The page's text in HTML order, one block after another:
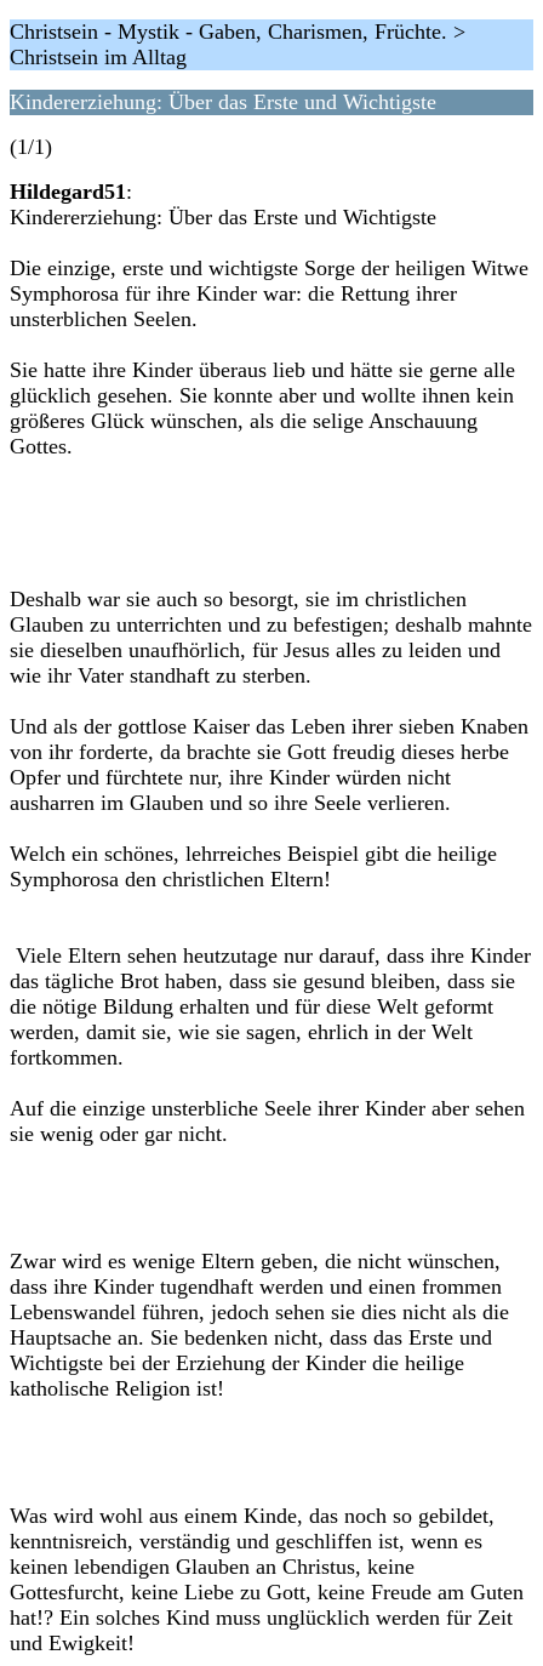
Christsein - Mystik - Gaben, Charismen, Früchte. >
Christsein im Alltag
Kindererziehung: Über das Erste und Wichtigste
(1/1)
Hildegard51:
Kindererziehung: Über das Erste und Wichtigste
Die einzige, erste und wichtigste Sorge der heiligen Witwe
Symphorosa für ihre Kinder war: die Rettung ihrer
unsterblichen Seelen.
Sie hatte ihre Kinder überaus lieb und hätte sie gerne alle
glücklich gesehen. Sie konnte aber und wollte ihnen kein
größeres Glück wünschen, als die selige Anschauung
Gottes.
Deshalb war sie auch so besorgt, sie im christlichen
Glauben zu unterrichten und zu befestigen; deshalb mahnte
sie dieselben unaufhörlich, für Jesus alles zu leiden und
wie ihr Vater standhaft zu sterben.
Und als der gottlose Kaiser das Leben ihrer sieben Knaben
von ihr forderte, da brachte sie Gott freudig dieses herbe
Opfer und fürchtete nur, ihre Kinder würden nicht
ausharren im Glauben und so ihre Seele verlieren.
Welch ein schönes, lehrreiches Beispiel gibt die heilige
Symphorosa den christlichen Eltern!
Viele Eltern sehen heutzutage nur darauf, dass ihre Kinder
das tägliche Brot haben, dass sie gesund bleiben, dass sie
die nötige Bildung erhalten und für diese Welt geformt
werden, damit sie, wie sie sagen, ehrlich in der Welt
fortkommen.
Auf die einzige unsterbliche Seele ihrer Kinder aber sehen
sie wenig oder gar nicht.
Zwar wird es wenige Eltern geben, die nicht wünschen,
dass ihre Kinder tugendhaft werden und einen frommen
Lebenswandel führen, jedoch sehen sie dies nicht als die
Hauptsache an. Sie bedenken nicht, dass das Erste und
Wichtigste bei der Erziehung der Kinder die heilige
katholische Religion ist!
Was wird wohl aus einem Kinde, das noch so gebildet,
kenntnisreich, verständig und geschliffen ist, wenn es
keinen lebendigen Glauben an Christus, keine
Gottesfurcht, keine Liebe zu Gott, keine Freude am Guten
hat!? Ein solches Kind muss unglücklich werden für Zeit
und Ewigkeit!